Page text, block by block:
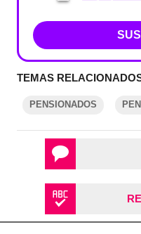
TEMAS
PENSIONADOS